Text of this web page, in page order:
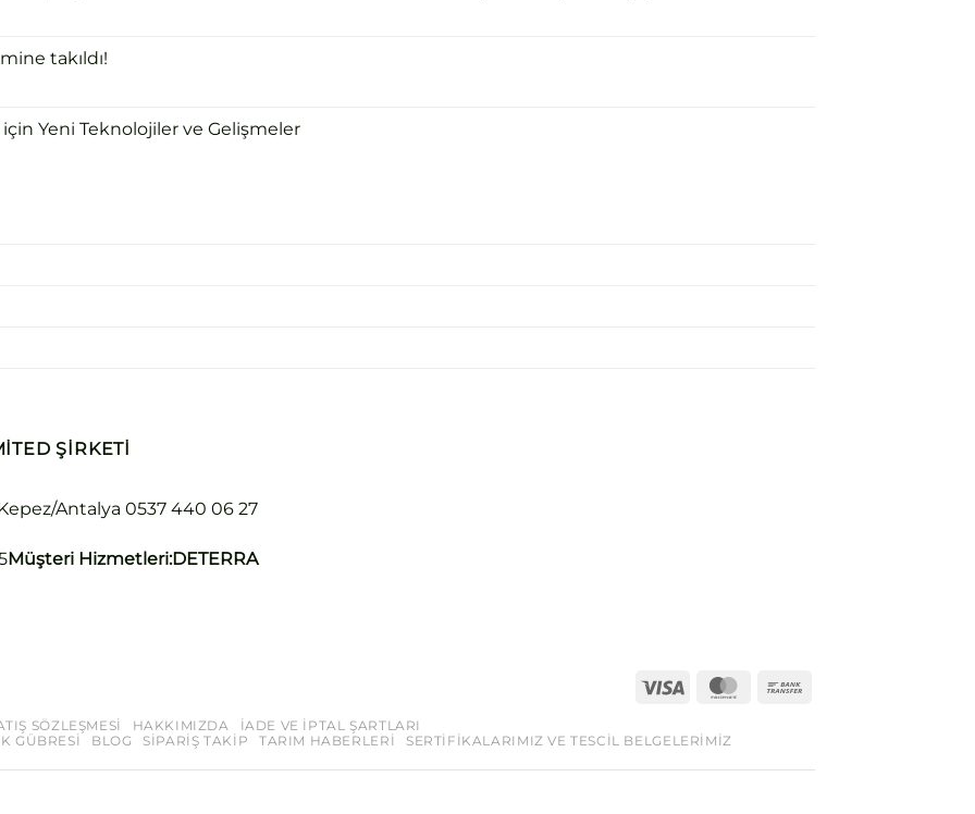
takıldı!
Yeni Teknolojiler ve Gelişmeler
ŞIRKETI
Antalya 0537 440 06 27
Müşteri Hizmetleri:DETERRA
SÖZLEŞMESI HAKKIMIZDA
İADE VE İPTAL ŞARTLARI
GÜBRESI
BLOG SIPARIŞ TAKIP TARIM HABERLERI
SERTIFIKALARIMIZ VE TESCIL BELGELERIMIZ